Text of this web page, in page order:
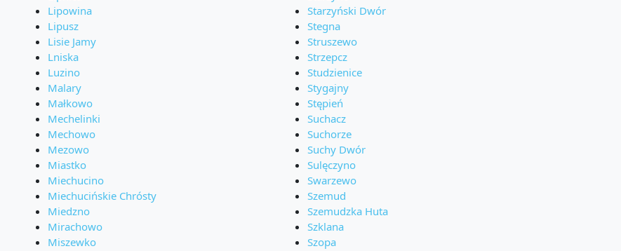
Lipowina
Lipusz
Lisie Jamy
Lniska
Luzino
Malary
Małkowo
Mechelinki
Mechowo
Mezowo
Miastko
Miechucino
Miechucińskie Chrósty
Miedzno
Mirachowo
Miszewko
Starzyński Dwór
Stegna
Struszewo
Strzepcz
Studzienice
Stygajny
Stępień
Suchacz
Suchorze
Suchy Dwór
Sulęczyno
Swarzewo
Szemud
Szemudzka Huta
Szklana
Szopa